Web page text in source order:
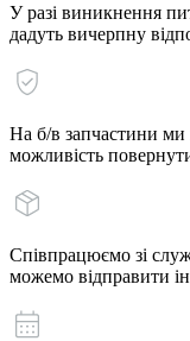
У разі виникнення
дадуть вичерпну
На б/в запчастини ми
можливість
Співпрацюємо зі
можемо відправити